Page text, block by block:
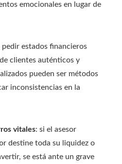
emocionales en lugar de
pedir estados financieros
clientes auténticos y
pueden ser métodos
inconsistencias en la
vitales: si el asesor
destine toda su liquidez o
se está ante un grave